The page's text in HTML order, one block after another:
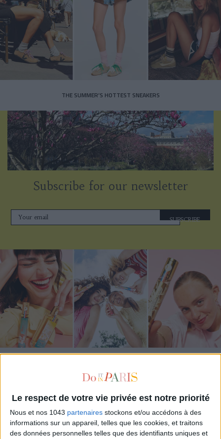
Le respect de votre vie privée est notre priorité
Nous et nos 1043 partenaires stockons et/ou accédons à des
informations sur un appareil, telles que les cookies, et traitons
des données personnelles telles que des identifiants uniques et
THE SUMMER’S HOTTEST SNEAKERS
Subscribe for our newsletter
SUBSCRIBE